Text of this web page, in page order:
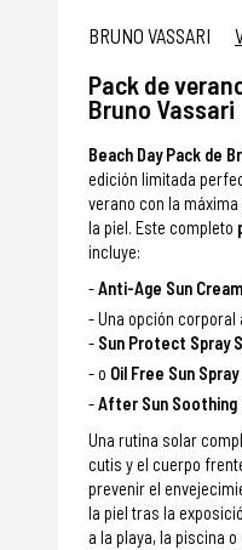
BRUNO VASSARI
Pack de
Bruno Vassari
Beach Day Pack de
edición limitada
verano con la
la piel. Este completo
incluye:
Anti-Age Sun
Una opción corporal
Sun Protect Spray
o Oil Free Sun
After Sun Soothing
Una rutina solar
cutis y el cuerpo
prevenir el
la piel tras la
a la playa, la piscina